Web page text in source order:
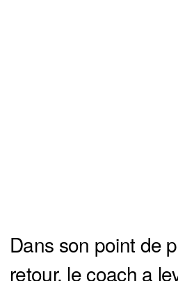
Dans son point de
retour, le coach a